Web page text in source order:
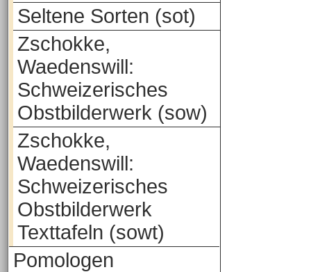
Seltene Sorten (sot)
Zschokke,
Waedenswill:
Schweizerisches
Obstbilderwerk (sow)
Zschokke,
Waedenswill:
Schweizerisches
Obstbilderwerk
Texttafeln (sowt)
Pomologen